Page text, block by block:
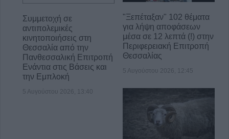
Συμμετοχή σε
αντιπολεμικές
κινητοποιήσεις στη
Θεσσαλία από την
Πανθεσσαλική Επιτροπή
Ενάντια στις Βάσεις και
την Εμπλοκή
5 Αυγούστου 2026, 13:40
"Ξεπέταξαν" 102 θέματα
για λήψη αποφάσεων
μέσα σε 12 λεπτά (!) στην
Περιφερειακή Επιτροπή
Θεσσαλίας
5 Αυγούστου 2026, 12:45